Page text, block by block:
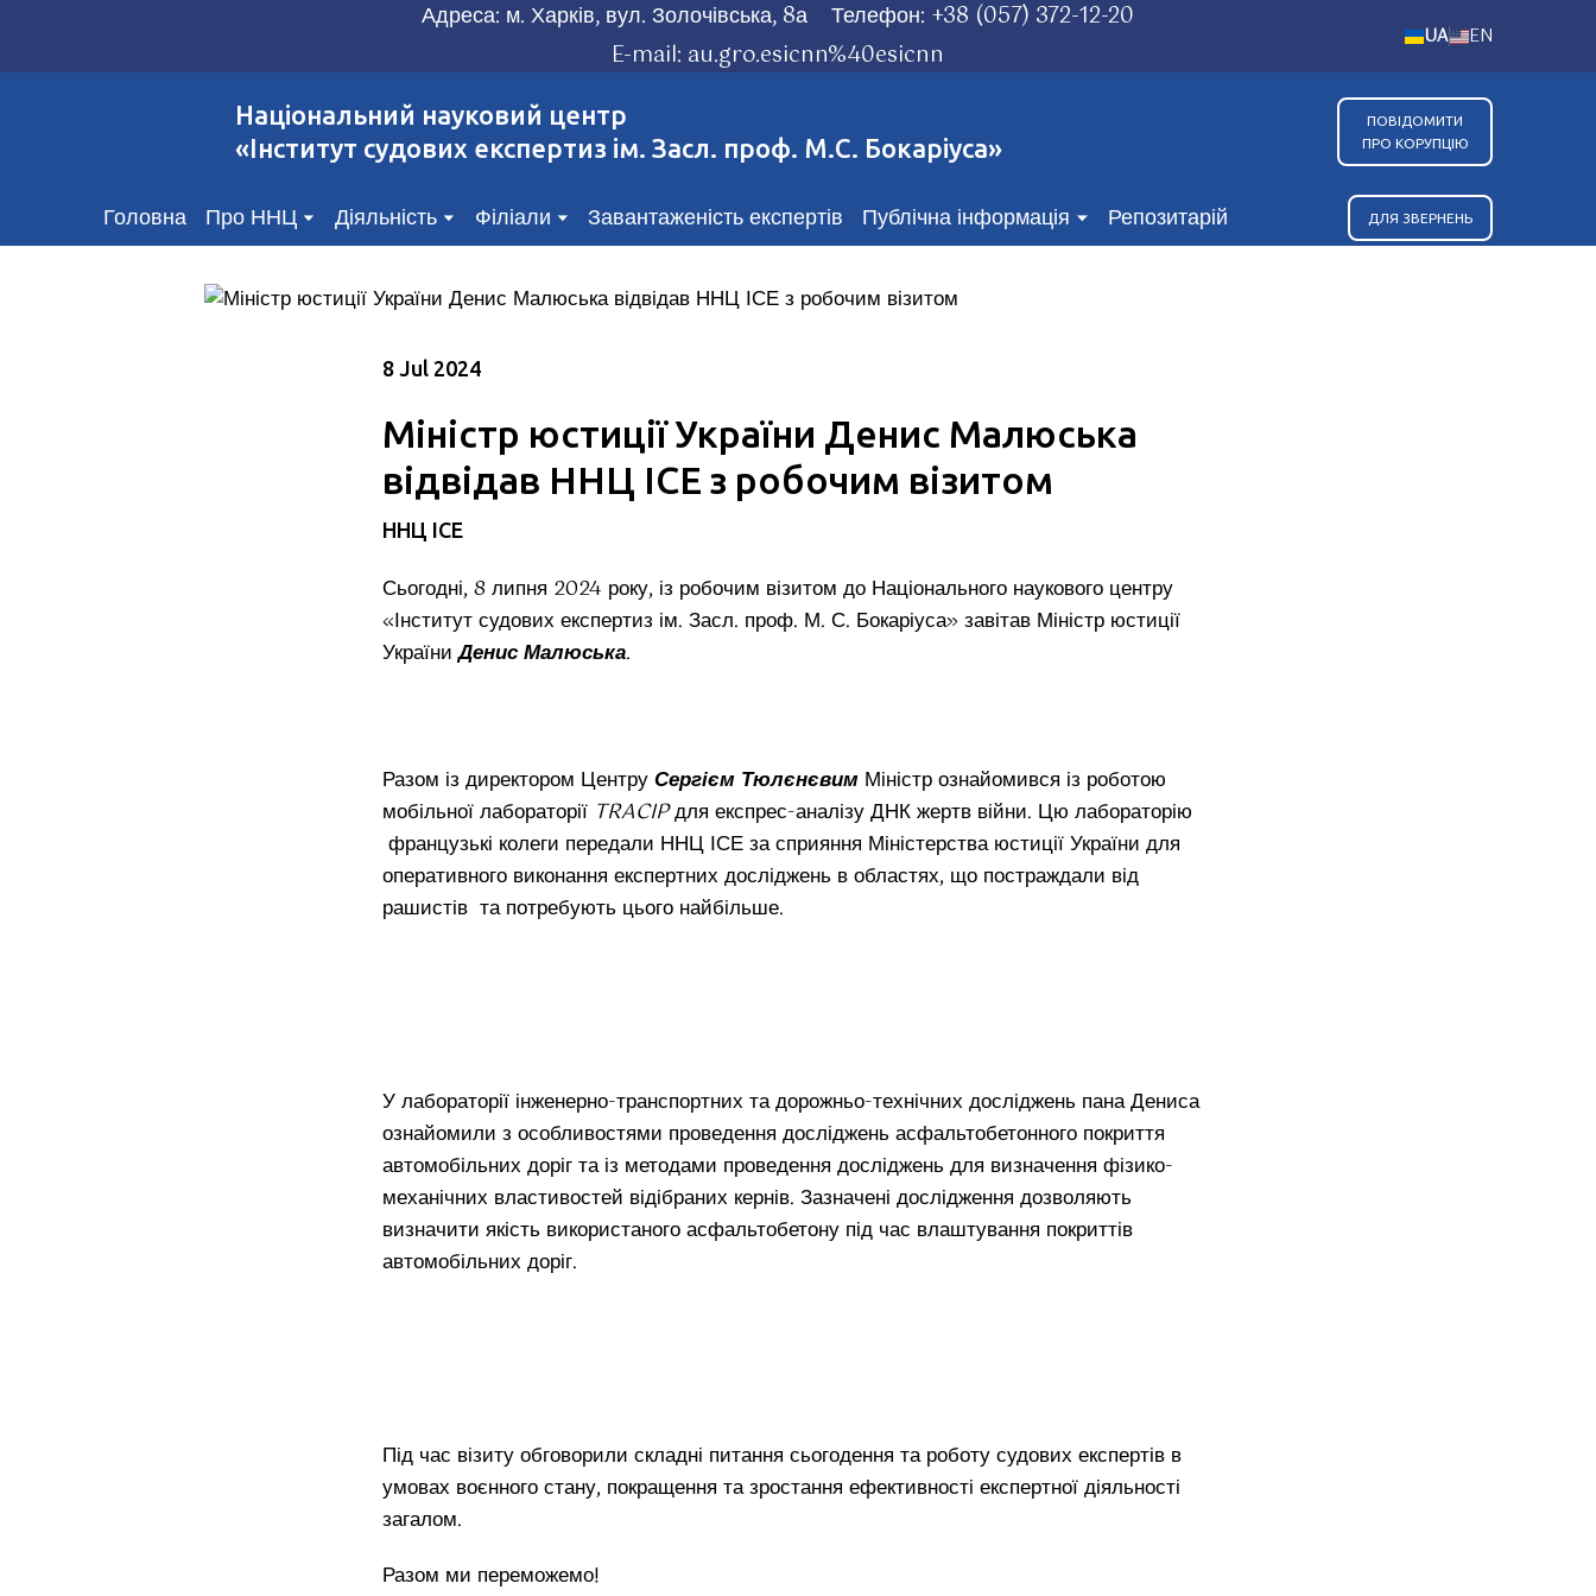
Адреса: м. Харків, вул. Золочівська, 8а Телефон: +38 (057) 372-12-20
E-mail: au.gro.esicnn%40esicnn
UA EN
Національний науковий центр
«Інститут судових експертиз ім. Засл. проф. М.С. Бокаріуса»
ПОВІДОМИТИ
ПРО КОРУПЦІЮ
Головна Про ННЦ Діяльність Філіали Завантаженість експертів Публічна інформація Репозитарій ДЛЯ ЗВЕРНЕНЬ
8 Jul 2024
Міністр юстиції України Денис Малюська
відвідав ННЦ ІСЕ з робочим візитом
ННЦ ІСЕ
Сьогодні, 8 липня 2024 року, із робочим візитом до Національного наукового центру
«Інститут судових експертиз ім. Засл. проф. М. С. Бокаріуса» завітав Міністр юстиції
УкраїниДенис Малюська.
Разом із директором ЦентруСергієм Тюлєнєвим Міністр ознайомився із роботою
мобільної лабораторії TRACIPдля експрес-аналізу ДНК жертв війни. Цю лабораторію
французькі колеги передали ННЦ ІСЕ за сприяння Міністерства юстиції України для
оперативного виконання експертних досліджень в областях, що постраждали від
рашистів та потребують цього найбільше.
У лабораторії інженерно-транспортних та дорожньо-технічних досліджень пана Дениса
ознайомили з особливостями проведення досліджень асфальтобетонного покриття
автомобільних доріг та із методами проведення досліджень для визначення фізико-
механічних властивостей відібраних кернів. Зазначені дослідження дозволяють
визначити якість використаного асфальтобетону під час влаштування покриттів
автомобільних доріг.
Під час візиту обговорили складні питання сьогодення та роботу судових експертів в
умовах воєнного стану, покращення та зростання ефективності експертної діяльності
загалом.
Разом ми переможемо!